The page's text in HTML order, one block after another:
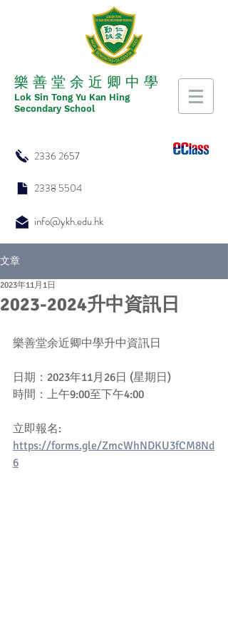
​​樂 善 堂 余 近 卿 中 學
​​Lok Sin Tong Yu Kan Hing
Secondary School
2336 2657
2338 5504
info@ykh.edu.hk
文章
2023-2024升中資訊日
2023年11月1日
樂善堂余近卿中學升中資訊日
日期：2023年11月26日 (星期日)
時間：上午9:00至下午4:00
立即報名:
https://forms.gle/ZmcWhNDKU3fCM8Nd
6